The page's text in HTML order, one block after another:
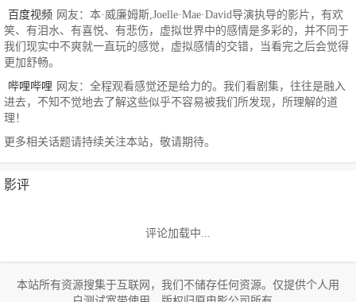
百度视频 网友：本·威廉姆斯,Joelle·Mae·David导演执导的影片，有欢
笑、有泪水、有喜悦、有悲伤，虚拟世界中的感情是多彩的，并不同于
我们现实中不爽就一直玩的感觉，虚拟感情的交错，当看完之后会觉得
更加舒畅。
哔哩哔哩 网友：全程观看感觉还是给力的。我们看剧集，往往是融入
进去，不知不觉地去了解这些似乎不容易被我们所发现，所理解的道
理！
更多相关话题请持续关注本站，敬请期待。
影评
评论加载中...
本站所有资源搜集于互联网，我们不储存任何资源。仅提供个人用